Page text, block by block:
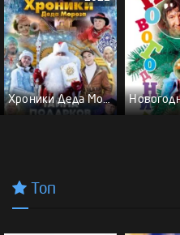
Хроники Деда Мороза. Тайна подарков
Топ